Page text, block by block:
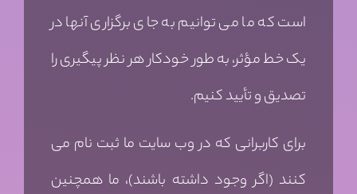
است که ما می توانیم به جای برگزاری آنها در
یک خط مؤثر، به طور خودکار هر نظر پیگیری را
تصدیق و تأیید کنیم.
برای کاربرانی که در وب سایت ما ثبت نام می
کنند (اگر وجود داشته باشند)، ما همچنین